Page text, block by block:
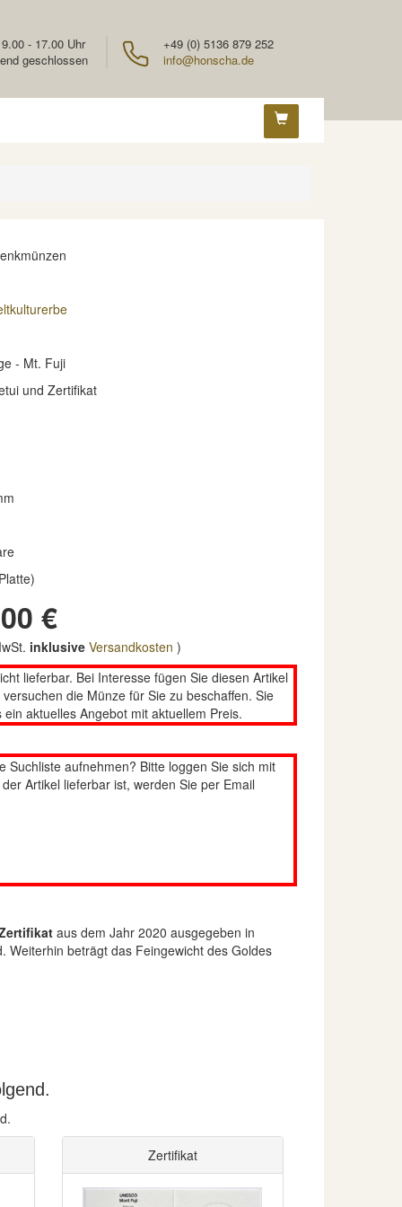
+49 (0) 5136 879 252
info@honscha.de
- 17.00 Uhr
geschlossen
- Mt. Fuji
und Zertifikat
€
inklusive Versandkosten )
lieferbar. Bei Interesse fügen Sie diesen Artikel
die Münze für Sie zu beschaffen. Sie
aktuelles Angebot mit aktuellem Preis.
Suchliste aufnehmen? Bitte loggen Sie sich mit
Artikel lieferbar ist, werden Sie per Email
aus dem Jahr 2020 ausgegeben in
Weiterhin beträgt das Feingewicht des Goldes
Zertifikat